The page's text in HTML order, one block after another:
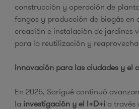
d
a
construcción y operación de
fangos y producción de biogás en
creación e instalación de jardines
para la reutilización y
Innovación para las ciudades y el
En 2025, Sorigué continuó
la investigación y el I+D+i a través